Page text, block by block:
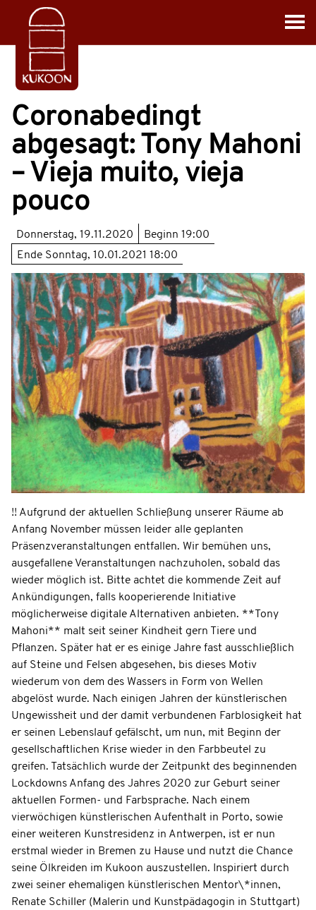
Coronabedingt
abgesagt: Tony Mahoni
– Vieja muito, vieja
pouco
Donnerstag, 19.11.2020 Beginn 19:00
Ende Sonntag, 10.01.2021 18:00
!! Aufgrund der aktuellen Schließung unserer Räume ab
Anfang November müssen leider alle geplanten
Präsenzveranstaltungen entfallen. Wir bemühen uns,
ausgefallene Veranstaltungen nachzuholen, sobald das
wieder möglich ist. Bitte achtet die kommende Zeit auf
Ankündigungen, falls kooperierende Initiative
möglicherweise digitale Alternativen anbieten. **Tony
Mahoni** malt seit seiner Kindheit gern Tiere und
Pflanzen. Später hat er es einige Jahre fast ausschließlich
auf Steine und Felsen abgesehen, bis dieses Motiv
wiederum von dem des Wassers in Form von Wellen
abgelöst wurde. Nach einigen Jahren der künstlerischen
Ungewissheit und der damit verbundenen Farblosigkeit hat
er seinen Lebenslauf gefälscht, um nun, mit Beginn der
gesellschaftlichen Krise wieder in den Farbbeutel zu
greifen. Tatsächlich wurde der Zeitpunkt des beginnenden
Lockdowns Anfang des Jahres 2020 zur Geburt seiner
aktuellen Formen- und Farbsprache. Nach einem
vierwöchigen künstlerischen Aufenthalt in Porto, sowie
einer weiteren Kunstresidenz in Antwerpen, ist er nun
erstmal wieder in Bremen zu Hause und nutzt die Chance
seine Ölkreiden im Kukoon auszustellen. Inspiriert durch
zwei seiner ehemaligen künstlerischen Mentor\*innen,
Renate Schiller (Malerin und Kunstpädagogin in Stuttgart)